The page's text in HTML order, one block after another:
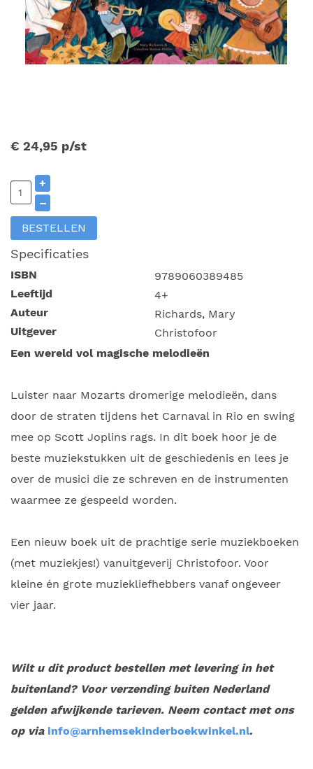
€ 24,95 p/st
+
–
BESTELLEN
Specificaties
ISBN
9789060389485
Leeftijd
4+
Auteur
Richards, Mary
Uitgever
Christofoor
Een wereld vol magische melodieën
Luister naar Mozarts dromerige melodieën, dans
door de straten tijdens het Carnaval in Rio en swing
mee op Scott Joplins rags. In dit boek hoor je de
beste muziekstukken uit de geschiedenis en lees je
over de musici die ze schreven en de instrumenten
waarmee ze gespeeld worden.
Een nieuw boek uit de prachtige serie muziekboeken
(met muziekjes!) vanuitgeverij Christofoor. Voor
kleine én grote muziekliefhebbers vanaf ongeveer
vier jaar.
Wilt u dit product bestellen met levering in het
buitenland? Voor verzending buiten Nederland
gelden afwijkende tarieven. Neem contact met ons
op via info@arnhemsekinderboekwinkel.nl.